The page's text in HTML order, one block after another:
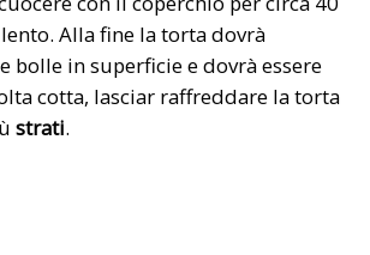
Alla fine la torta dovrà
bolle in superficie e dovrà essere
cotta, lasciar raffreddare la torta
strati.